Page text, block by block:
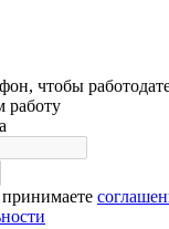
чтобы
работу